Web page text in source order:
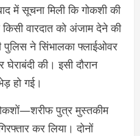
में सूचना मिली कि गोकशी की
वारदात को अंजाम देने की
पुलिस ने सिंभालका फ्लाईओवर
की। इसी दौरान
हो गई।
पुत्र मुस्तकीम
कर लिया। दोनों